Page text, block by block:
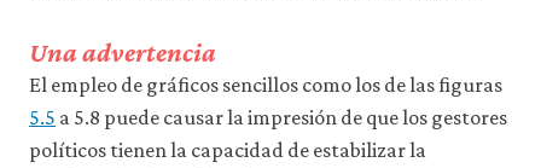
Una advertencia
El empleo de gráficos sencillos como los de las figuras
5.5 a 5.8 puede causar la impresión de que los gestores
políticos tienen la capacidad de estabilizar la